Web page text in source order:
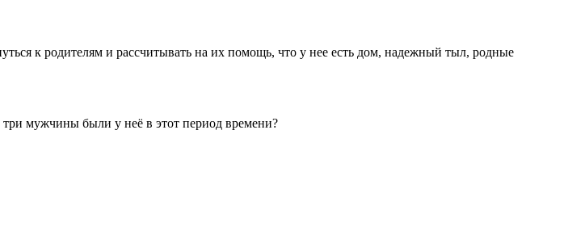
к родителям и рассчитывать на их помощь, что у нее есть дом, надежный тыл, родные
три мужчины были у неё в этот период времени?